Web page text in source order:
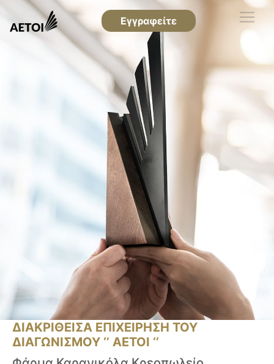
Εγγραφείτε
ΔΙΑΚΡΙΘΕΙΣΑ ΕΠΙΧΕΙΡΗΣΗ ΤΟΥ
ΔΙΑΓΩΝΙΣΜΟΥ ‘’ ΑΕΤΟΙ ‘’